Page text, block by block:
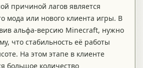
причиной лагов является
мода или нового клиента игры. В
альфа-версию Minecraft, нужно
что стабильность её работы
На этом этапе в клиенте
большое количество